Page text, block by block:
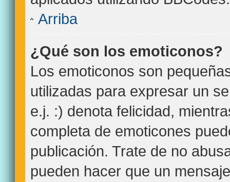
Arriba
¿Qué son los emoticonos?
Los emoticonos son
utilizadas para expresar un
e.j. :) denota felicidad,
completa de emoticones
publicación. Trate de no
pueden hacer que un